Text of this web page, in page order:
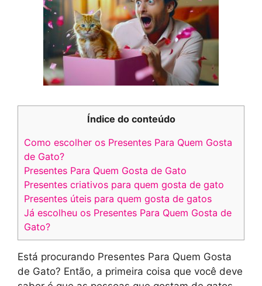
Índice do conteúdo
Como escolher os Presentes Para Quem Gosta
de Gato?
Presentes Para Quem Gosta de Gato
Presentes criativos para quem gosta de gato
Presentes úteis para quem gosta de gatos
Já escolheu os Presentes Para Quem Gosta de
Gato?
Está procurando Presentes Para Quem Gosta
de Gato? Então, a primeira coisa que você deve